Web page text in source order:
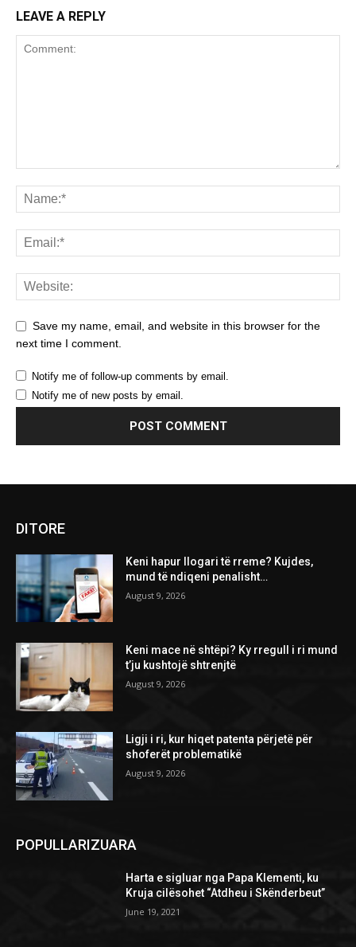
LEAVE A REPLY
Save my name, email, and website in this browser for the
next time I comment.
Notify me of follow-up comments by email.
Notify me of new posts by email.
DITORE
Keni hapur llogari të rreme? Kujdes,
mund të ndiqeni penalisht…
August 9, 2026
Keni mace në shtëpi? Ky rregull i ri mund
t’ju kushtojë shtrenjtë
August 9, 2026
Ligji i ri, kur hiqet patenta përjetë për
shoferët problematikë
August 9, 2026
POPULLARIZUARA
Harta e sigluar nga Papa Klementi, ku
Kruja cilësohet “Atdheu i Skënderbeut”
June 19, 2021